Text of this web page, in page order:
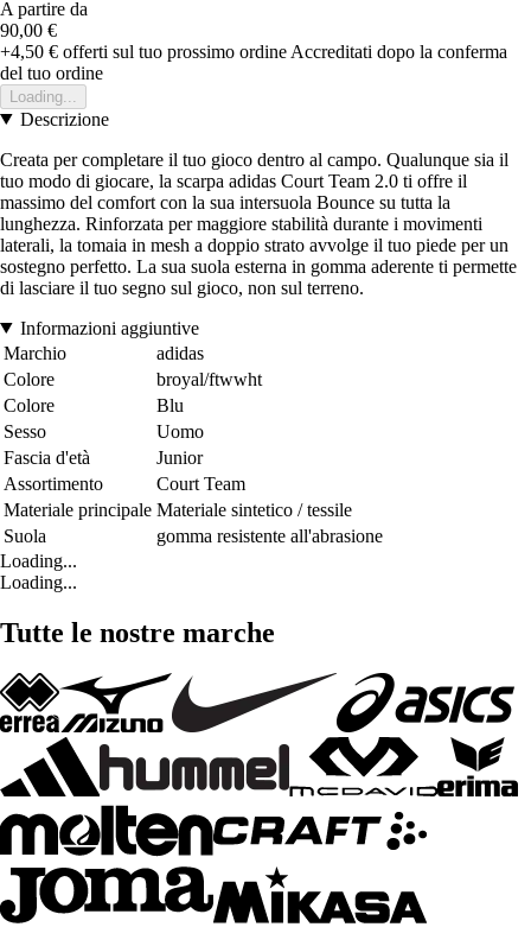
A partire da
90,00 €
+4,50 € offerti sul tuo prossimo ordine Accreditati dopo la conferma
del tuo ordine
Loading...
Descrizione
Creata per completare il tuo gioco dentro al campo. Qualunque sia il
tuo modo di giocare, la scarpa adidas Court Team 2.0 ti offre il
massimo del comfort con la sua intersuola Bounce su tutta la
lunghezza. Rinforzata per maggiore stabilità durante i movimenti
laterali, la tomaia in mesh a doppio strato avvolge il tuo piede per un
sostegno perfetto. La sua suola esterna in gomma aderente ti permette
di lasciare il tuo segno sul gioco, non sul terreno.
Informazioni aggiuntive
Marchio
adidas
Colore
broyal/ftwwht
Colore
Blu
Sesso
Uomo
Fascia d'età
Junior
Assortimento
Court Team
Materiale principale Materiale sintetico / tessile
Suola
gomma resistente all'abrasione
Loading...
Loading...
Tutte le nostre marche